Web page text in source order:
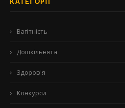
Вагітність
Дошкільнята
Здоров'я
Конкурси